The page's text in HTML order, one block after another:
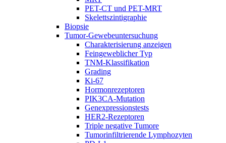
PET-CT und PET-MRT
Skelettszintigraphie
Biopsie
Tumor-Gewebeuntersuchung
Charakterisierung anzeigen
Feingeweblicher Typ
TNM-Klassifikation
Grading
Ki-67
Hormonrezeptoren
PIK3CA-Mutation
Genexpressionstests
HER2-Rezeptoren
Triple negative Tumore
Tumorinfiltrierende Lymphozyten